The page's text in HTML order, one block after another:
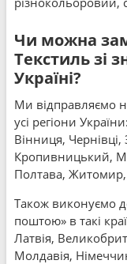
Чи можна
Текстиль зі
Україні?
Ми відправляємо
усі регіони
Вінниця,
Кропивницький,
Полтава, Житомир,
Також виконуємо
поштою» в такі
Латвія,
Молдавія,